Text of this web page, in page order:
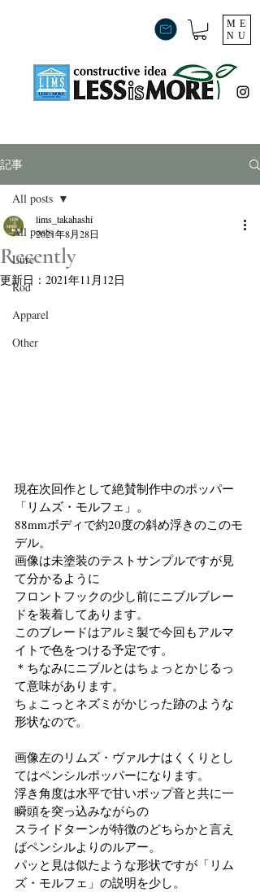
ME
NU
記事
All posts
Lure
Rod
Apparel
Other
All posts
Recently
lims_takahashi
2021年8月28日
更新日： 2021年11月12日
現在次回作として絶賛制作中のポッパー
「リムズ・モルフェ」。
88mmボディで約20度の斜め浮きのこのモ
デル。
画像は未塗装のテストサンプルですが見
て分かるように
フロントフックの少し前にニブルブレー
ドを装着してあります。
このブレードはアルミ製で今回もアルマ
イトで色をつける予定です。
＊ちなみにニブルとはちょっとかじるっ
て意味があります。
ちょこっとネズミがかじった跡のような
形状なので。
画像左のリムズ・ヴァルナはくくりとし
てはペンシルポッパーになります。
浮き角度は水平で甘いポップ音と共に一
瞬頭を突っ込みながらの
スライドターンが特徴のどちらかと言え
ばペンシルよりのルアー。
パッと見は似たような形状ですが「リム
ズ・モルフェ」の説明を少し。